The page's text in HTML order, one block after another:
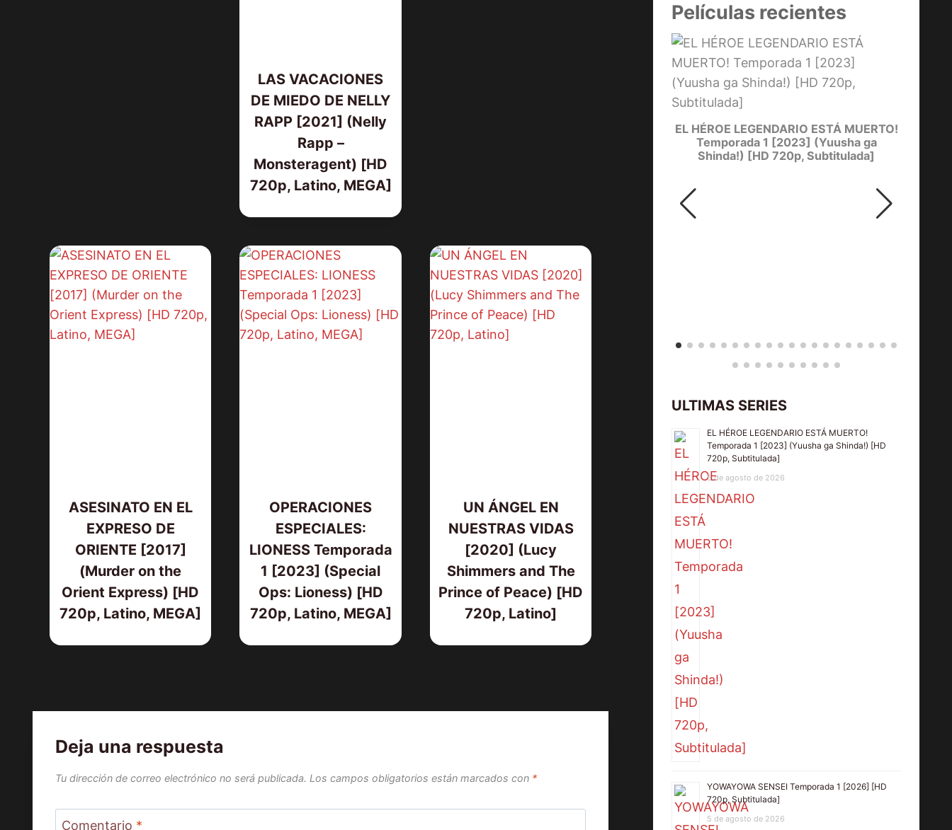
LAS VACACIONES
DE MIEDO DE NELLY
RAPP [2021] (Nelly
Rapp –
Monsteragent) [HD
720p, Latino, MEGA]
ASESINATO EN EL
EXPRESO DE
ORIENTE [2017]
(Murder on the
Orient Express) [HD
720p, Latino, MEGA]
OPERACIONES
ESPECIALES:
LIONESS Temporada
1 [2023] (Special
Ops: Lioness) [HD
720p, Latino, MEGA]
UN ÁNGEL EN
NUESTRAS VIDAS
[2020] (Lucy
Shimmers and The
Prince of Peace) [HD
720p, Latino]
Deja una respuesta
Tu dirección de correo electrónico no será publicada. Los campos obligatorios están marcados con *
Comentario *
Películas recientes
EL HÉROE LEGENDARIO ESTÁ MUERTO!
Temporada 1 [2023] (Yuusha ga
Shinda!) [HD 720p, Subtitulada]
ULTIMAS SERIES
EL HÉROE LEGENDARIO ESTÁ MUERTO!
Temporada 1 [2023] (Yuusha ga Shinda!) [HD
720p, Subtitulada]
5 de agosto de 2026
YOWAYOWA SENSEI Temporada 1 [2026] [HD
720p, Subtitulada]
5 de agosto de 2026